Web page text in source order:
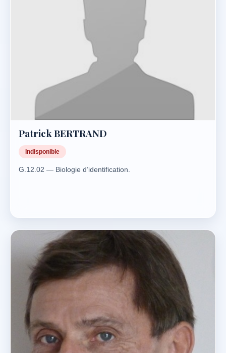
Patrick BERTRAND
Indisponible
G.12.02 — Biologie d’identification.